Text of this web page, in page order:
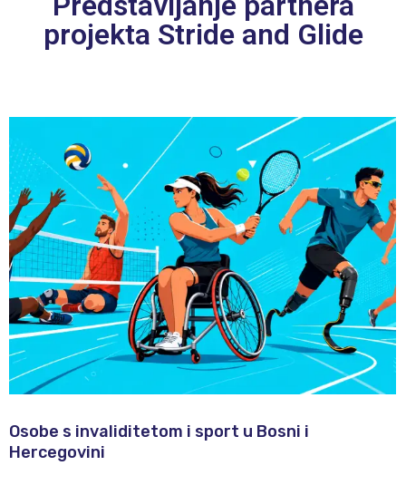
projekta Stride and Glide
Osobe s invaliditetom i sport u Bosni i
Hercegovini